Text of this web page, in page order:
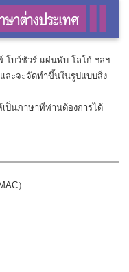
โบว์ชัวร์ แผ่นพับ โลโก้ ฯลฯ
ละจะจัดทำขึ้นในรูปแบบสิ่ง
เป็นภาษาที่ท่านต้องการได้
）